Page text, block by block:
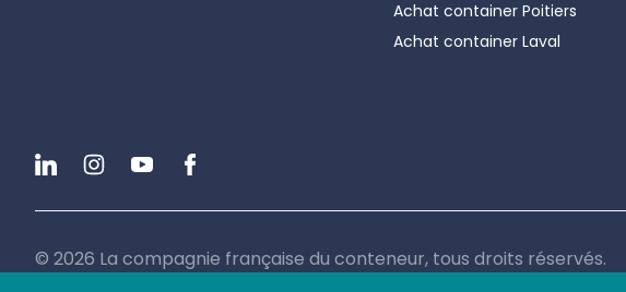
Achat container Poitiers
Achat container Laval
LinkedinInstagramYoutubeFacebook
© 2026 La compagnie française du conteneur, tous droits réservés.